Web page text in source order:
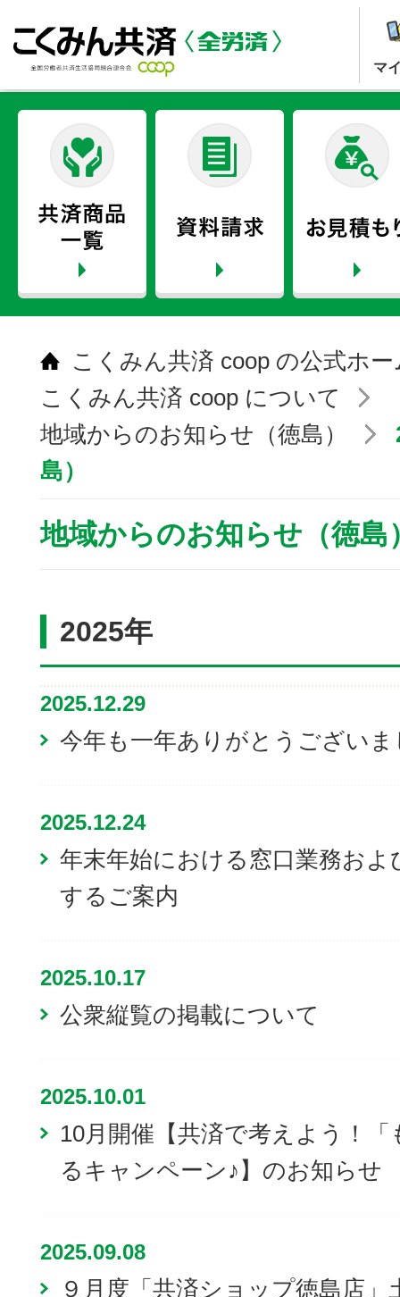
マ
こくみん共済 coop の公式ホ
こくみん共済 coop について
地域からのお知らせ（徳島）
島）
地域からのお知らせ（徳島
2025年
2025.12.29
今年も一年ありがとうございま
2025.12.24
年末年始における窓口業務お
するご案内
2025.10.17
公衆縦覧の掲載について
2025.10.01
10月開催【共済で考えよう！
るキャンペーン♪】のお知らせ
2025.09.08
９月度「共済ショップ徳島店